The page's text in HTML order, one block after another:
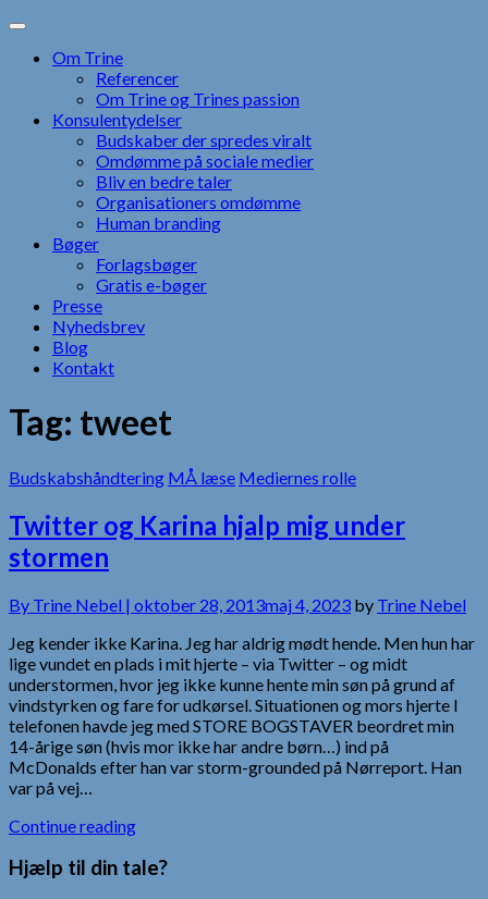
Skip
contentOm Trine
Referencer
Om Trine og Trines passion
Konsulentydelser
Budskaber der spredes viralt
Omdømme på sociale medier
Bliv en bedre taler
Organisationers omdømme
Human branding
Bøger
Forlagsbøger
Gratis e-bøger
Presse
Nyhedsbrev
Blog
Kontakt
Tag: tweet
Budskabshåndtering MÅ læse Mediernes rolle
Twitter og Karina hjalp mig under
stormen
By Trine Nebel | oktober 28, 2013maj 4, 2023 by Trine Nebel
Jeg kender ikke Karina. Jeg har aldrig mødt hende. Men hun har
lige vundet en plads i mit hjerte – via Twitter – og midt
understormen, hvor jeg ikke kunne hente min søn på grund af
vindstyrken og fare for udkørsel. Situationen og mors hjerte I
telefonen havde jeg med STORE BOGSTAVER beordret min
14-årige søn (hvis mor ikke har andre børn…) ind på
McDonalds efter han var storm-grounded på Nørreport. Han
var på vej…
Continue reading
Hjælp til din tale?